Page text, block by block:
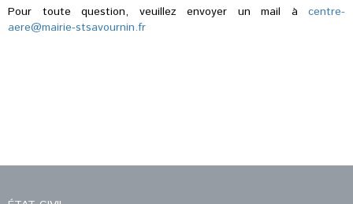
Pour toute question, veuillez envoyer un mail à centre-
aere@mairie-stsavournin.fr